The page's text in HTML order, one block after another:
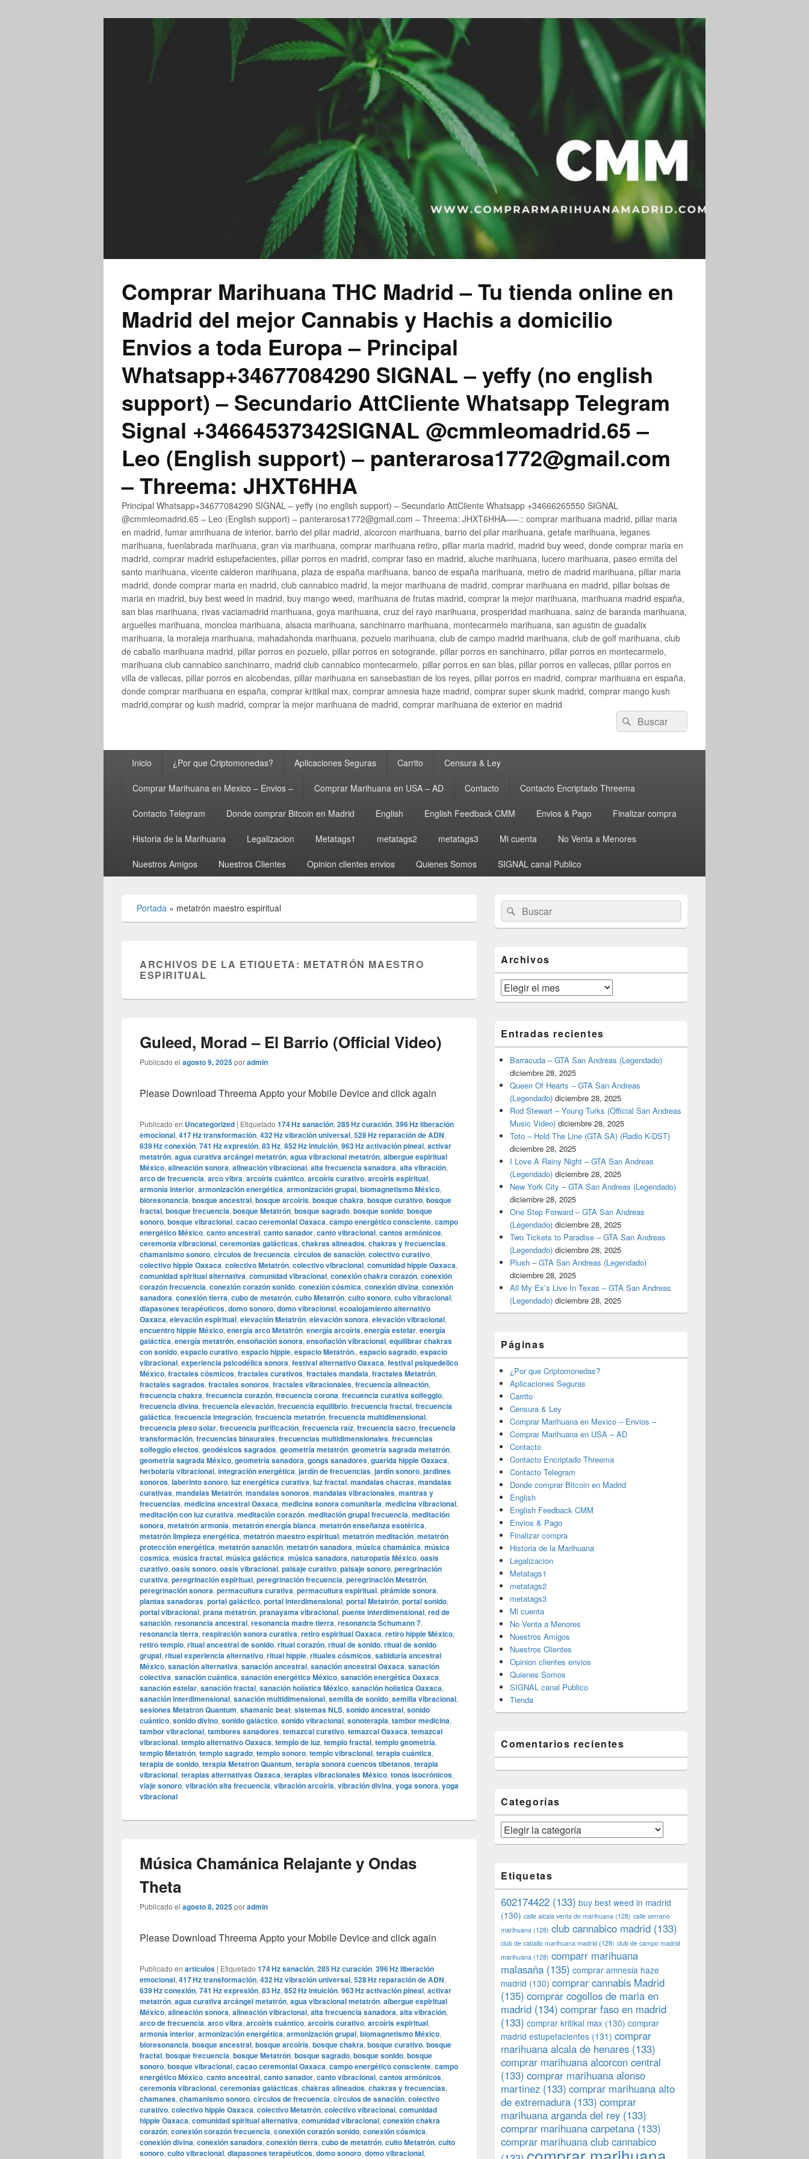
Comprar Marihuana THC Madrid – Tu tienda online en
Madrid del mejor Cannabis y Hachis a domicilio
Envios a toda Europa – Principal
Whatsapp+34677084290 SIGNAL – yeffy (no english
support) – Secundario AttCliente Whatsapp Telegram
Signal +34664537342SIGNAL @cmmleomadrid.65 –
Leo (English support) – panterarosa1772@gmail.com
– Threema: JHXT6HHA
Principal Whatsapp+34677084290 SIGNAL – yeffy (no english support) – Secundario AttCliente Whatsapp +34666265550 SIGNAL
@cmmleomadrid.65 – Leo (English support) – panterarosa1772@gmail.com – Threema: JHXT6HHA—–:: comprar marihuana madrid, pillar maria
en madrid, fumar amrihuana de interior, barrio del pilar madrid, alcorcon marihuana, barrio del pilar marihuana, getafe marihuana, leganes
marihuana, fuenlabrada marihuana, gran via marihuana, comprar marihuana retiro, pillar maria madrid, madrid buy weed, donde comprar maria en
madrid, comprar madrid estupefacientes, pillar porros en madrid, comprar faso en madrid, aluche marihuana, lucero marihuana, paseo ermita del
santo marihuana, vicente calderon marihuana, plaza de españa marihuana, banco de españa marihuana, metro de madrid marihuana, pillar maria
madrid, donde comprar maria en madrid, club cannabico madrid, la mejor marihuana de madrid, comprar marihuana en madrid, pillar bolsas de
maria en madrid, buy best weed in madrid, buy mango weed, marihuana de frutas madrid, comprar la mejor marihuana, marihuana madrid españa,
san blas marihuana, rivas vaciamadrid marihuana, goya marihuana, cruz del rayo marihuana, prosperidad marihuana, sainz de baranda marihuana,
arguelles marihuana, moncloa marihuana, alsacia marihuana, sanchinarro marihuana, montecarmelo marihuana, san agustin de guadalix
marihuana, la moraleja marihuana, mahadahonda marihuana, pozuelo marihuana, club de campo madrid marihuana, club de golf marihuana, club
de caballo marihuana madrid, pillar porros en pozuelo, pillar porros en sotogrande, pillar porros en sanchinarro, pillar porros en montecarmelo,
marihuana club cannabico sanchinarro, madrid club cannabico montecarmelo, pillar porros en san blas, pillar porros en vallecas, pillar porros en
villa de vallecas, pillar porros en alcobendas, pillar marihuana en sansebastian de los reyes, pillar porros en madrid, comprar marihuana en españa,
donde comprar marihuana en españa, comprar kritikal max, comprar amnesia haze madrid, comprar super skunk madrid, comprar mango kush
madrid,comprar og kush madrid, comprar la mejor marihuana de madrid, comprar marihuana de exterior en madrid
Buscar
por:
Buscar
principalInicio ¿Por que Criptomonedas? Aplicaciones Seguras Carrito Censura & Ley
Comprar Marihuana en Mexico – Envios – Comprar Marihuana en USA – AD Contacto Contacto Encriptado Threema
Contacto Telegram Donde comprar Bitcoin en Madrid English English Feedback CMM Envios & Pago Finalizar compra
Historia de la Marihuana Legalizacion Metatags1 metatags2 metatags3 Mi cuenta No Venta a Menores
Nuestros Amigos Nuestros Clientes Opinion clientes envios Quienes Somos SIGNAL canal Publico
Portada » metatrón maestro espiritual
ARCHIVOS DE LA ETIQUETA: METATRÓN MAESTRO
ESPIRITUAL
Guleed, Morad – El Barrio (Official Video)
Publicado el agosto 9, 2025poradmin
Please Download Threema Appto your Mobile Device and click again
Publicado en Uncategorized | Etiquetado 174 Hz sanación, 285 Hz curación, 396 Hz liberación
emocional, 417 Hz transformación, 432 Hz vibración universal, 528 Hz reparación de ADN,
639 Hz conexión, 741 Hz expresión, 83 Hz, 852 Hz intuición, 963 Hz activación pineal, activar
metatrón, agua curativa arcángel metatrón, agua vibracional metatrón, albergue espiritual
México, alineación sonora, alineación vibracional, alta frecuencia sanadora, alta vibración,
arco de frecuencia, arco vibra, arcoíris cuántico, arcoíris curativo, arcoíris espiritual,
armonía interior, armonización energética, armonización grupal, biomagnetismo México,
bioresonancia, bosque ancestral, bosque arcoíris, bosque chakra, bosque curativo, bosque
fractal, bosque frecuencia, bosque Metatrón, bosque sagrado, bosque sonido, bosque
sonoro, bosque vibracional, cacao ceremonial Oaxaca, campo energético consciente, campo
energético México, canto ancestral, canto sanador, canto vibracional, cantos armónicos,
ceremonia vibracional, ceremonias galácticas, chakras alineados, chakras y frecuencias,
chamanismo sonoro, círculos de frecuencia, círculos de sanación, colectivo curativo,
colectivo hippie Oaxaca, colectivo Metatrón, colectivo vibracional, comunidad hippie Oaxaca,
comunidad spiritual alternativa, comunidad vibracional, conexión chakra corazón, conexión
corazón frecuencia, conexión corazón sonido, conexión cósmica, conexión divina, conexión
sanadora, conexión tierra, cubo de metatrón, culto Metatrón, culto sonoro, culto vibracional,
diapasones terapéuticos, domo sonoro, domo vibracional, ecoalojamiento alternativo
Oaxaca, elevación espiritual, elevación Metatrón, elevación sonora, elevación vibracional,
encuentro hippie México, energía arco Metatrón, energía arcoíris, energía estelar, energía
galáctica, energía metatrón, ensoñación sonora, ensoñación vibracional, equilibrar chakras
con sonido, espacio curativo, espacio hippie, espacio Metatrón., espacio sagrado, espacio
vibracional, experiencia psicodélica sonora, festival alternativo Oaxaca, festival psiquedelico
México, fractales cósmicos, fractales curativos, fractales mandala, fractales Metatrón,
fractales sagrados, fractales sonoros, fractales vibracionales, frecuencia alineación,
frecuencia chakra, frecuencia corazón, frecuencia corona, frecuencia curativa solfeggio,
frecuencia divina, frecuencia elevación, frecuencia equilibrio, frecuencia fractal, frecuencia
galáctica, frecuencia integración, frecuencia metatrón, frecuencia multidimensional,
frecuencia plexo solar, frecuencia purificación, frecuencia raíz, frecuencia sacro, frecuencia
transformación, frecuencias binaurales, frecuencias multidimensionales, frecuencias
solfeggio efectos, geodésicos sagrados, geometría metatrón, geometría sagrada metatrón,
geometría sagrada México, geometría sanadora, gongs sanadores, guarida hippie Oaxaca,
herbolaria vibracional, integración energética, jardín de frecuencias, jardín sonoro, jardines
sonoros, laberinto sonoro, luz energética curativa, luz fractal, mandalas chacras, mandalas
curativas, mandalas Metatrón, mandalas sonoros, mandalas vibracionales, mantras y
frecuencias, medicina ancestral Oaxaca, medicina sonora comunitaria, medicina vibracional,
meditación con luz curativa, meditación corazón, meditación grupal frecuencia, meditación
sonora, metatrón armonía, metatrón energía blanca, metatrón enseñanza esotérica,
metatrón limpieza energética, metatrón maestro espiritual, metatrón meditación, metatrón
protección energética, metatrón sanación, metatrón sanadora, música chamánica, música
cosmica, música fractal, música galáctica, música sanadora, naturopatía México, oasis
curativo, oasis sonoro, oasis vibracional, paisaje curativo, paisaje sonoro, peregrinación
curativa, peregrinación espiritual, peregrinación frecuencia, peregrinación Metatrón,
peregrinación sonora, permacultura curativa, permacultura espiritual, pirámide sonora,
plantas sanadoras, portal galáctico, portal interdimensional, portal Metatrón, portal sonido,
portal vibracional, prana metatrón, pranayama vibracional, puente interdimensional, red de
sanación, resonancia ancestral, resonancia madre tierra, resonancia Schumann 7,
resonancia tierra, respiración sonora curativa, retiro espiritual Oaxaca, retiro hippie México,
retiro templo, ritual ancestral de sonido, ritual corazón, ritual de sonido, ritual de sonido
grupal, ritual experiencia alternativo, ritual hippie, rituales cósmicos, sabiduría ancestral
México, sanación alternativa, sanación ancestral, sanación ancestral Oaxaca, sanación
colectiva, sanación cuántica, sanación energética México, sanación energética Oaxaca,
sanación estelar, sanación fractal, sanación holística México, sanación holística Oaxaca,
sanación interdimensional, sanación multidimensional, semilla de sonido, semilla vibracional,
sesiones Metatron Quantum, shamanic beat, sistemas NLS, sonido ancestral, sonido
cuántico, sonido divino, sonido galáctico, sonido vibracional, sonoterapia, tambor medicina,
tambor vibracional, tambores sanadores, temazcal curativo, temazcal Oaxaca, temazcal
vibracional, templo alternativo Oaxaca, templo de luz, templo fractal, templo geometría,
templo Metatrón, templo sagrado, templo sonoro, templo vibracional, terapia cuántica,
terapia de sonido, terapia Metatron Quantum, terapia sonora cuencos tibetanos, terapia
vibracional, terapias alternativas Oaxaca, terapias vibracionales México, tonos isocrónicos,
viaje sonoro, vibración alta frecuencia, vibración arcoíris, vibración divina, yoga sonora, yoga
vibracional
Música Chamánica Relajante y Ondas
Theta
Publicado el agosto 8, 2025poradmin
Please Download Threema Appto your Mobile Device and click again
Publicado en articulos | Etiquetado 174 Hz sanación, 285 Hz curación, 396 Hz liberación
emocional, 417 Hz transformación, 432 Hz vibración universal, 528 Hz reparación de ADN,
639 Hz conexión, 741 Hz expresión, 83 Hz, 852 Hz intuición, 963 Hz activación pineal, activar
metatrón, agua curativa arcángel metatrón, agua vibracional metatrón, albergue espiritual
México, alineación sonora, alineación vibracional, alta frecuencia sanadora, alta vibración,
arco de frecuencia, arco vibra, arcoíris cuántico, arcoíris curativo, arcoíris espiritual,
armonía interior, armonización energética, armonización grupal, biomagnetismo México,
bioresonancia, bosque ancestral, bosque arcoíris, bosque chakra, bosque curativo, bosque
fractal, bosque frecuencia, bosque Metatrón, bosque sagrado, bosque sonido, bosque
sonoro, bosque vibracional, cacao ceremonial Oaxaca, campo energético consciente, campo
energético México, canto ancestral, canto sanador, canto vibracional, cantos armónicos,
ceremonia vibracional, ceremonias galácticas, chakras alineados, chakras y frecuencias,
chamanes, chamanismo sonoro, círculos de frecuencia, círculos de sanación, colectivo
curativo, colectivo hippie Oaxaca, colectivo Metatrón, colectivo vibracional, comunidad
hippie Oaxaca, comunidad spiritual alternativa, comunidad vibracional, conexión chakra
corazón, conexión corazón frecuencia, conexión corazón sonido, conexión cósmica,
conexión divina, conexión sanadora, conexión tierra, cubo de metatrón, culto Metatrón, culto
sonoro, culto vibracional, diapasones terapéuticos, domo sonoro, domo vibracional,
área
de
widget
lateral
primaria
Buscar
por:
Buscar
Archivos
Archivos
Entradas recientes
Barracuda – GTA San Andreas (Legendado)
diciembre 28, 2025
Queen Of Hearts – GTA San Andreas
(Legendado) diciembre 28, 2025
Rod Stewart – Young Turks (Official San Andreas
Music Video) diciembre 28, 2025
Toto – Hold The Line (GTA SA) (Radio K-DST)
diciembre 28, 2025
I Love A Rainy Night – GTA San Andreas
(Legendado) diciembre 28, 2025
New York City – GTA San Andreas (Legendado)
diciembre 28, 2025
One Step Forward – GTA San Andreas
(Legendado) diciembre 28, 2025
Two Tickets to Paradise – GTA San Andreas
(Legendado) diciembre 28, 2025
Plush – GTA San Andreas (Legendado)
diciembre 28, 2025
All My Ex’s Live In Texas – GTA San Andreas
(Legendado) diciembre 28, 2025
Páginas
¿Por que Criptomonedas?
Aplicaciones Seguras
Carrito
Censura & Ley
Comprar Marihuana en Mexico – Envios –
Comprar Marihuana en USA – AD
Contacto
Contacto Encriptado Threema
Contacto Telegram
Donde comprar Bitcoin en Madrid
English
English Feedback CMM
Envios & Pago
Finalizar compra
Historia de la Marihuana
Legalizacion
Metatags1
metatags2
metatags3
Mi cuenta
No Venta a Menores
Nuestros Amigos
Nuestros Clientes
Opinion clientes envios
Quienes Somos
SIGNAL canal Publico
Tienda
Comentarios recientes
Categorías
Categorías
Etiquetas
602174422 (133) buy best weed in madrid
(130) calle alcala venta de marihuana (128) calle serrano
marihuana (128) club cannabico madrid (133)
club de caballo marihuana madrid (128) club de campo madrid
marihuana (128) comparr marihuana
malasaña (135) comprar amnesia haze
madrid (130) comprar cannabis Madrid
(135) comprar cogollos de maria en
madrid (134) comprar faso en madrid
(133) comprar kritikal max (130) comprar
madrid estupefacientes (131) comprar
marihuana alcala de henares (133)
comprar marihuana alcorcon central
(133) comprar marihuana alonso
martinez (133) comprar marihuana alto
de extremadura (133) comprar
marihuana arganda del rey (133)
comprar marihuana carpetana (133)
comprar marihuana club cannabico